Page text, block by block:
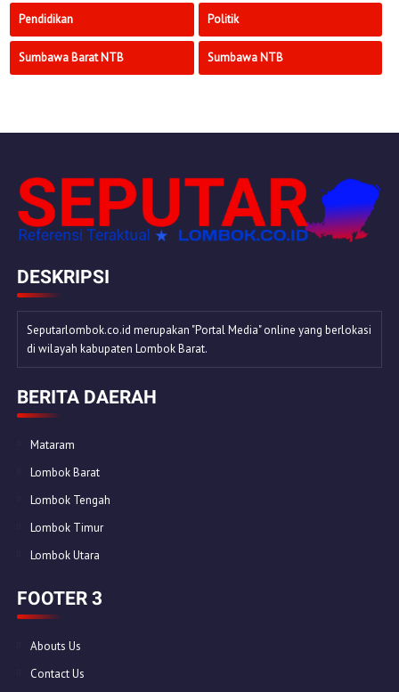
Pendidikan Politik
Sumbawa Barat NTB Sumbawa NTB
DESKRIPSI
Seputarlombok.co.id merupakan "Portal Media" online yang berlokasi
di wilayah kabupaten Lombok Barat.
BERITA DAERAH
Mataram
Lombok Barat
Lombok Tengah
Lombok Timur
Lombok Utara
FOOTER 3
Abouts Us
Contact Us